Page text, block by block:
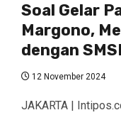
Soal Gelar
Margono,
dengan SMSI
12 November 2024
JAKARTA |